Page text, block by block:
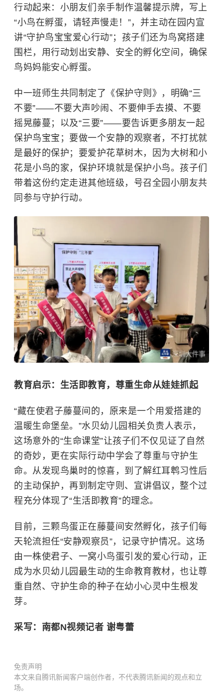
行动起来：小朋友们亲手制作温馨提示牌，写上
“小鸟在孵蛋，请轻声慢走！”，并主动在园内宣
讲“守护鸟宝宝爱心行动”；孩子们还为鸟窝搭建
围栏，用行动划出安静、安全的孵化空间，确保
鸟妈妈能安心孵蛋。
中一班师生共同制定了《保护守则》，明确“三
不要”——不要大声吵闹、不要伸手去摸、不要
摇晃藤蔓；以及“三要”——要告诉更多朋友一起
保护鸟宝宝；要做一个安静的观察者，不打扰就
是最好的保护；要爱护花草树木，因为大树和小
花是小鸟的家，保护环境就是保护小鸟。孩子们
带着这份约定走进其他班级，号召全园小朋友共
同参与守护行动。
教育启示：生活即教育，尊重生命从娃娃抓起
“藏在使君子藤蔓间的，原来是一个用爱搭建的
温暖生命堡垒。”水贝幼儿园相关负责人表示，
这场意外的“生命课堂”让孩子们不仅见证了自然
的奇妙，更在实际行动中学会了尊重与守护生
命。从发现鸟巢时的惊喜，到了解红耳鹎习性后
的主动保护，再到制定守则、宣讲倡议，整个过
程充分体现了“生活即教育”的理念。
目前，三颗鸟蛋正在藤蔓间安然孵化，孩子们每
天轮流担任“安静观察员”，记录守护情况。这场
由一株使君子、一窝小鸟蛋引发的爱心行动，正
成为水贝幼儿园最生动的生命教育教材，也让尊
重自然、守护生命的种子在幼小心灵中生根发
芽。
采写：南都N视频记者 谢粤蕾
免责声明
本文来自腾讯新闻客户端创作者，不代表腾讯新闻的观点和立
场。